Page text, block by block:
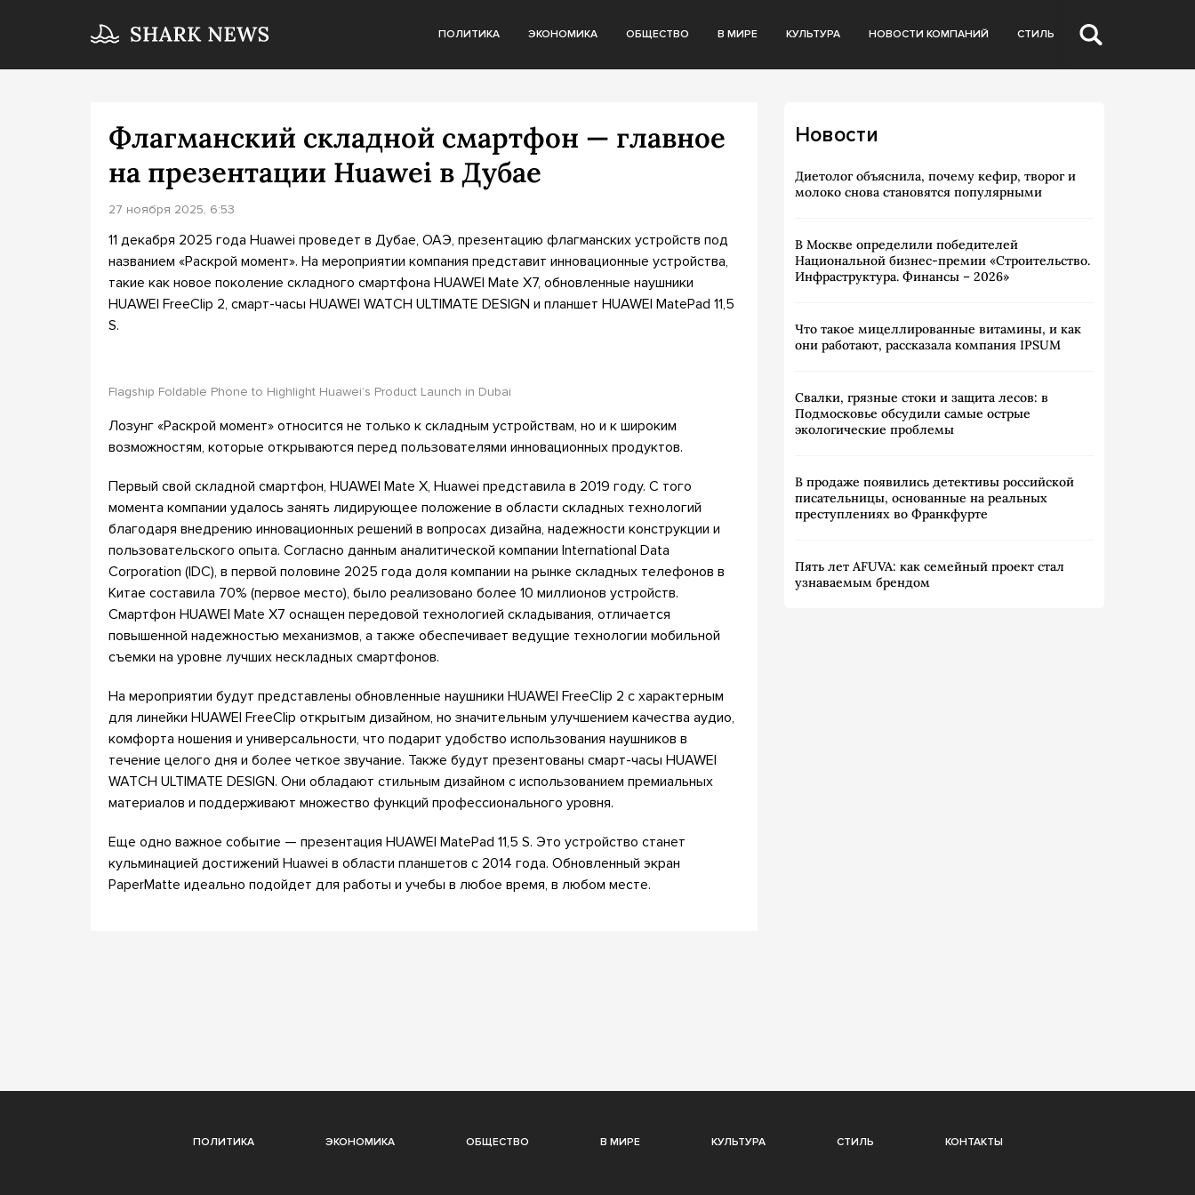
ПОЛИТИКА ЭКОНОМИКА ОБЩЕСТВО В МИРЕ КУЛЬТУРА НОВОСТИ КОМПАНИЙ СТИЛЬ
Флагманский складной смартфон — главное
на презентации Huawei в Дубае
27 ноября 2025, 6:53
11 декабря 2025 года Huawei проведет в Дубае, ОАЭ, презентацию флагманских устройств под
названием «Раскрой момент». На мероприятии компания представит инновационные устройства,
такие как новое поколение складного смартфона HUAWEI Mate X7, обновленные наушники
HUAWEI FreeClip 2, смарт-часы HUAWEI WATCH ULTIMATE DESIGN и планшет HUAWEI MatePad 11,5
S.
Flagship Foldable Phone to Highlight Huawei’s Product Launch in Dubai
Лозунг «Раскрой момент» относится не только к складным устройствам, но и к широким
возможностям, которые открываются перед пользователями инновационных продуктов.
Первый свой складной смартфон, HUAWEI Mate X, Huawei представила в 2019 году. С того
момента компании удалось занять лидирующее положение в области складных технологий
благодаря внедрению инновационных решений в вопросах дизайна, надежности конструкции и
пользовательского опыта. Согласно данным аналитической компании International Data
Corporation (IDC), в первой половине 2025 года доля компании на рынке складных телефонов в
Китае составила 70% (первое место), было реализовано более 10 миллионов устройств.
Смартфон HUAWEI Mate X7 оснащен передовой технологией складывания, отличается
повышенной надежностью механизмов, а также обеспечивает ведущие технологии мобильной
съемки на уровне лучших нескладных смартфонов.
На мероприятии будут представлены обновленные наушники HUAWEI FreeClip 2 с характерным
для линейки HUAWEI FreeClip открытым дизайном, но значительным улучшением качества аудио,
комфорта ношения и универсальности, что подарит удобство использования наушников в
течение целого дня и более четкое звучание. Также будут презентованы смарт-часы HUAWEI
WATCH ULTIMATE DESIGN. Они обладают стильным дизайном с использованием премиальных
материалов и поддерживают множество функций профессионального уровня.
Еще одно важное событие — презентация HUAWEI MatePad 11,5 S. Это устройство станет
кульминацией достижений Huawei в области планшетов с 2014 года. Обновленный экран
PaperMatte идеально подойдет для работы и учебы в любое время, в любом месте.
Новости
Диетолог объяснила, почему кефир, творог и
молоко снова становятся популярными
В Москве определили победителей
Национальной бизнес-премии «Строительство.
Инфраструктура. Финансы – 2026»
Что такое мицеллированные витамины, и как
они работают, рассказала компания IPSUM
Свалки, грязные стоки и защита лесов: в
Подмосковье обсудили самые острые
экологические проблемы
В продаже появились детективы российской
писательницы, основанные на реальных
преступлениях во Франкфурте
Пять лет AFUVA: как семейный проект стал
узнаваемым брендом
ПОЛИТИКА ЭКОНОМИКА ОБЩЕСТВО В МИРЕ КУЛЬТУРА СТИЛЬ КОНТАКТЫ